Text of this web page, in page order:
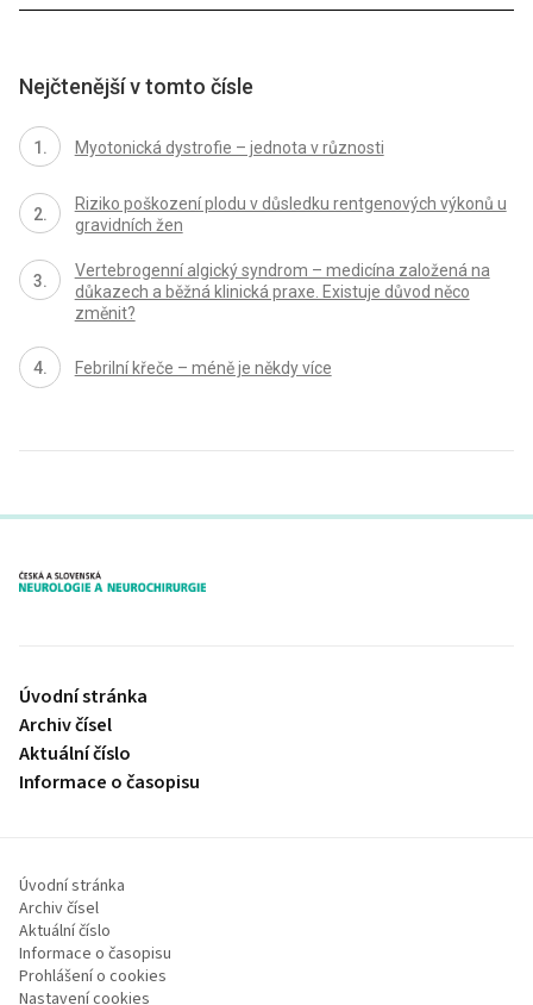
Nejčtenější v tomto čísle
Myotonická dystrofie – jednota v různosti
Riziko poškození plodu v důsledku rentgenových výkonů u
gravidních žen
Vertebrogenní algický syndrom – medicína založená na
důkazech a běžná klinická praxe. Existuje důvod něco
změnit?
Febrilní křeče – méně je někdy více
proLékaře.cz
Úvodní stránka
Archiv čísel
Aktuální číslo
Informace o časopisu
Úvodní stránka
Archiv čísel
Aktuální číslo
Informace o časopisu
Prohlášení o cookies
Nastavení cookies